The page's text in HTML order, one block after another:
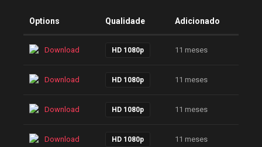
Options Qualidade Adicionado
Download HD 1080p 11 meses
Download HD 1080p 11 meses
Download HD 1080p 11 meses
Download HD 1080p 11 meses